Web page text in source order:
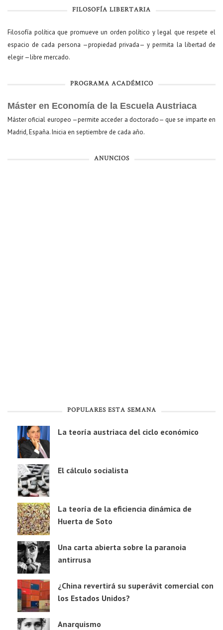
FILOSOFÍA LIBERTARIA
Filosofía política que promueve un orden político y legal que respete el
espacio de cada persona —propiedad privada— y permita la libertad de
elegir —libre mercado.
PROGRAMA ACADÉMICO
Máster en Economía de la Escuela Austriaca
Máster oficial europeo —permite acceder a doctorado— que se imparte en
Madrid, España. Inicia en septiembre de cada año.
ANUNCIOS
POPULARES ESTA SEMANA
La teoría austriaca del ciclo económico
El cálculo socialista
La teoría de la eficiencia dinámica de
Huerta de Soto
Una carta abierta sobre la paranoia
antirrusa
¿China revertirá su superávit comercial con
los Estados Unidos?
Anarquismo